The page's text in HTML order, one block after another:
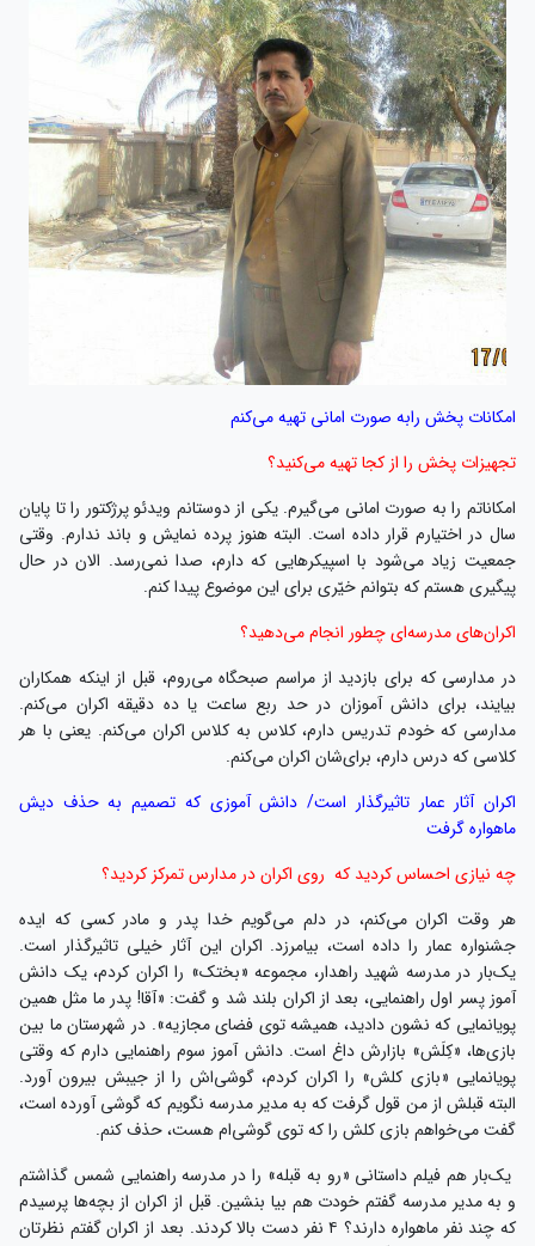
امکانات پخش رابه صورت امانی تهیه می‌کنم
تجهیزات پخش را از کجا تهیه می‌کنید؟
امکاناتم را به صورت امانی می‌گیرم. یکی از دوستانم ویدئو پرژکتور را تا پایان
سال در اختیارم قرار داده است. البته هنوز پرده نمایش و باند ندارم. وقتی
جمعیت زیاد می‌شود با اسپیکر‌هایی که دارم، صدا نمی‌رسد. الان در حال
پیگیری‌ هستم که بتوانم خیّری برای این موضوع پیدا کنم.
اکران‌های مدرسه‌ای چطور انجام می‌دهید؟
در مدارسی که برای بازدید از مراسم صبحگاه می‌روم، قبل از اینکه همکاران
بیایند، برای دانش آموزان در حد ربع ساعت یا ده دقیقه اکران می‌کنم.
مدارسی که خودم تدریس دارم، کلاس به کلاس اکران می‌کنم. یعنی با هر
کلاسی که درس دارم، برای‌شان اکران می‌کنم.
اکران آثار عمار تاثیرگذار است/ دانش آموزی که تصمیم به حذف دیش
ماهواره گرفت
چه نیازی احساس کردید که روی اکران در مدارس تمرکز کردید؟
هر وقت اکران می‌کنم، در دلم می‌گویم خدا پدر و مادر کسی که ایده
جشنواره عمار را داده است، بیامرزد. اکران این آثار خیلی تاثیرگذار است.
یک‌بار در مدرسه‌‌ شهید راهدار، مجموعه «بختک» را اکران کردم، یک دانش
آموز پسر اول راهنمایی، بعد از اکران بلند شد و گفت: «آقا! پدر ما مثل همین
پویانمایی که نشون دادید، همیشه توی فضای مجازیه». در شهرستان ما بین
بازی‌ها، «کِلَش» بازارش داغ است. دانش آموز سوم راهنمایی‌ دارم که وقتی
پویانمایی «بازی کلش» را اکران کردم، گوشی‌اش را از جیبش بیرون آورد.
البته قبلش از من قول گرفت که به مدیر مدرسه نگویم که گوشی آورده است،
گفت می‌خواهم بازی کلش را که توی گوشی‌ام هست، حذف ‌کنم.
یک‌بار هم فیلم داستانی «رو به قبله» را در مدرسه راهنمایی شمس گذاشتم
و به مدیر مدرسه گفتم خودت هم بیا بنشین. قبل از اکران از بچه‌ها پرسیدم
که چند نفر ماهواره دارند؟ ۴ نفر دست بالا کردند. بعد از اکران گفتم نظرتان